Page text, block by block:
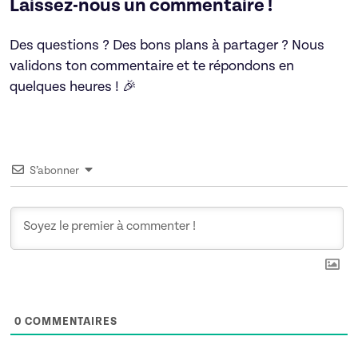
Laissez-nous un commentaire !
Des questions ? Des bons plans à partager ? Nous
validons ton commentaire et te répondons en
quelques heures ! 🎉
S’abonner
0 COMMENTAIRES